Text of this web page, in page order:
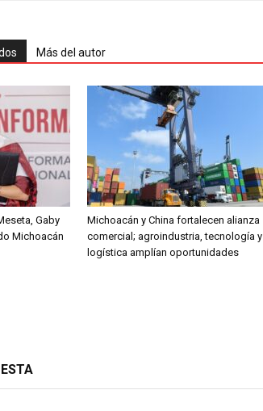
Más del autor
Gaby
Michoacán
Michoacán y China fortalecen alianza
comercial; agroindustria, tecnología y
logística amplían oportunidades